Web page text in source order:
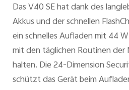
Das V40 SE hat dank des
Akkus und der schnellen
ein schnelles Aufladen mit 44
mit den täglichen Routinen
halten. Die 24-Dimension
schützt das Gerät beim